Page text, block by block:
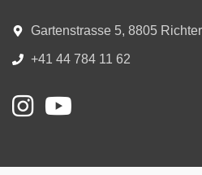
Gartenstrasse 5, 8805
+41 44 784 11 62